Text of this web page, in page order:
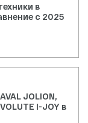
в
с 2025
JOLION,
I-JOY в